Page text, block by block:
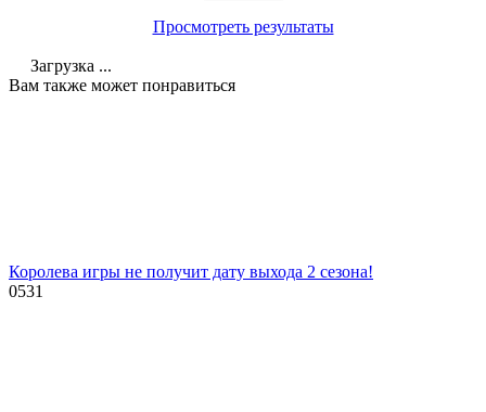
Просмотреть результаты
Загрузка ...
Вам также может понравиться
Королева игры не получит дату выхода 2 сезона!
0531